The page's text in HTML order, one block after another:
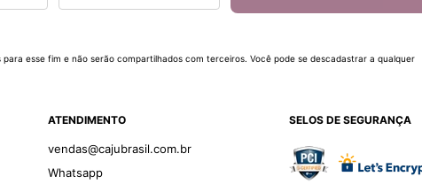
esse fim e não serão compartilhados com terceiros. Você pode se descadastrar a qualquer
ATENDIMENTO
vendas@cajubrasil.com.br
Whatsapp
SELOS DE SEGURANÇA